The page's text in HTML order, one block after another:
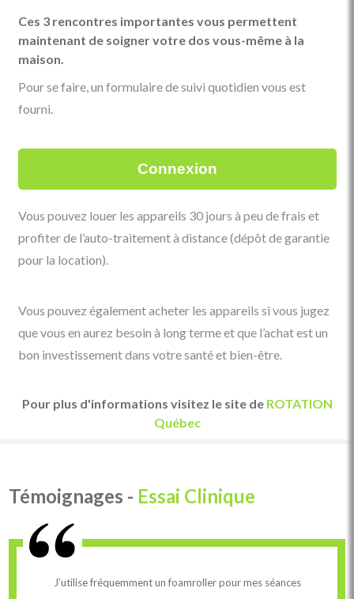
Ces 3 rencontres importantes vous permettent
maintenant de soigner votre dos vous-même à la
maison.
Pour se faire, un formulaire de suivi quotidien vous est
fourni.
Connexion
Vous pouvez louer les appareils 30 jours à peu de frais et
profiter de l’auto-traitement à distance (dépôt de garantie
pour la location).
Vous pouvez également acheter les appareils si vous jugez
que vous en aurez besoin à long terme et que l’achat est un
bon investissement dans votre santé et bien-être.
Pour plus d'informations visitez le site de ROTATION
Québec
Témoignages - Essai Clinique
J’utilise fréquemment un foamroller pour mes séances